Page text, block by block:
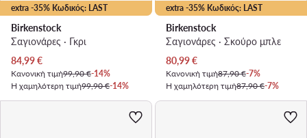
extra -35% Κωδικός: LAST
Birkenstock
Σαγιονάρες · Γκρι
Τρέχουσα τιμή
84,99€
Κανονική τιμή99,90 €-14%
Η χαμηλότερη τιμή99,90 €-14%
extra -35% Κωδικός: LAST
Birkenstock
Σαγιονάρες · Σκούρο μπλε
Τρέχουσα τιμή
80,99€
Κανονική τιμή87,90 €-7%
Η χαμηλότερη τιμή87,90 €-7%